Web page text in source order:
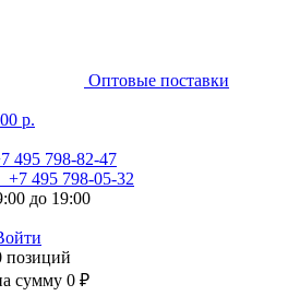
Оптовые поставки
р.
495 798-82-47
798-05-32
до 19:00
позиций
сумму 0 ₽